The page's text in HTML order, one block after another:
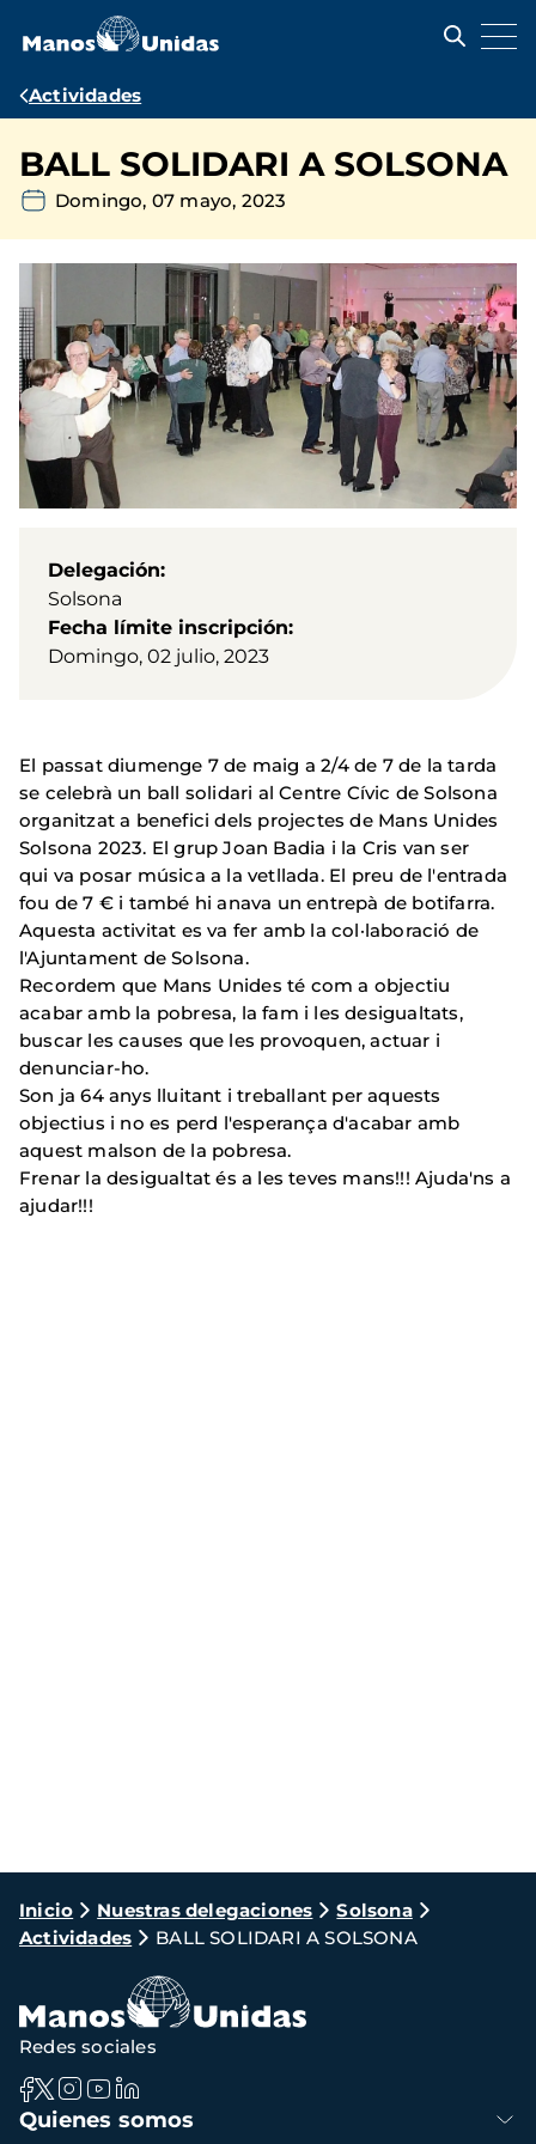
contenido
Ruta
navegación
Actividades
BALL SOLIDARI A SOLSONA
Domingo, 07 mayo, 2023
Delegación
Solsona
Fecha límite inscripción
Domingo, 02 julio, 2023
El passat diumenge 7 de maig a 2/4 de 7 de la tarda
se celebrà un ball solidari al Centre Cívic de Solsona
organitzat a benefici dels projectes de Mans Unides
Solsona 2023. El grup Joan Badia i la Cris van ser
qui va posar música a la vetllada. El preu de l'entrada
fou de 7 € i també hi anava un entrepà de botifarra.
Aquesta activitat es va fer amb la col·laboració de
l'Ajuntament de Solsona.
Recordem que Mans Unides té com a objectiu
acabar amb la pobresa, la fam i les desigualtats,
buscar les causes que les provoquen, actuar i
denunciar-ho.
Son ja 64 anys lluitant i treballant per aquests
objectius i no es perd l'esperança d'acabar amb
aquest malson de la pobresa.
Frenar la desigualtat és a les teves mans!!! Ajuda'ns a
ajudar!!!
Ruta
de
navegación
Inicio Nuestras delegaciones
Solsona
Actividades
BALL SOLIDARI A SOLSONA
Navegación
principal
Quienes somos
Redes sociales